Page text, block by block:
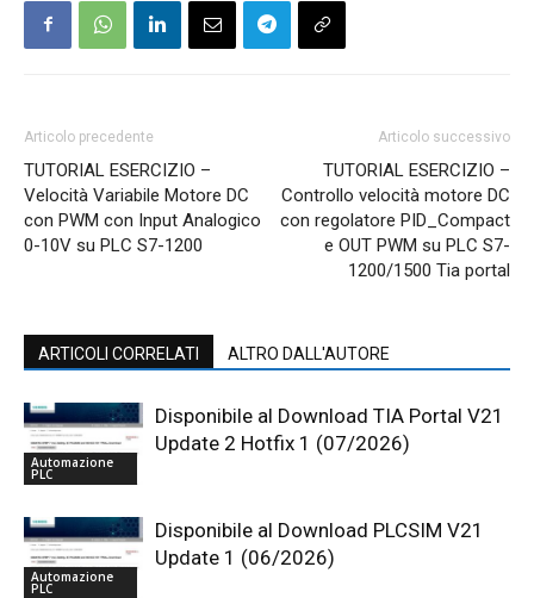
Articolo precedente
TUTORIAL ESERCIZIO –
Velocità Variabile Motore DC
con PWM con Input Analogico
0-10V su PLC S7-1200
Articolo successivo
TUTORIAL ESERCIZIO –
Controllo velocità motore DC
con regolatore PID_Compact
e OUT PWM su PLC S7-
1200/1500 Tia portal
ARTICOLI CORRELATI ALTRO DALL'AUTORE
Automazione
PLC
Disponibile al Download TIA Portal V21
Update 2 Hotfix 1 (07/2026)
Automazione
PLC
Disponibile al Download PLCSIM V21
Update 1 (06/2026)